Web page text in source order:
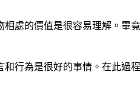
處的價值是很容易理解。 畢
行為是很好的事情。 在此過